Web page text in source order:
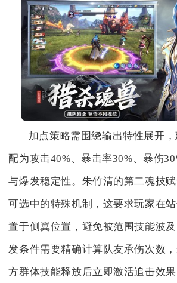
加点策略需围绕输出特性展开
配为攻击40%、暴击率30%、暴伤
与爆发稳定性。朱竹清的第二魂技
可选中的特殊机制，这要求玩家在
置于侧翼位置，避免被范围技能波
发条件需要精确计算队友承伤次数
方群体技能释放后立即激活追击效果